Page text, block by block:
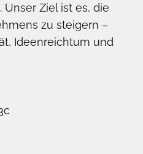
Ziel ist es, die
zu steigern –
Ideenreichtum und